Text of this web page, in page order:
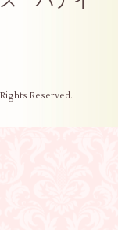
Reserved.